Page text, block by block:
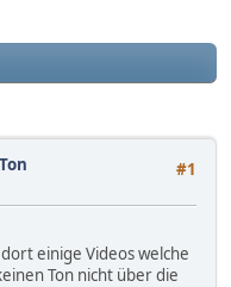
#1
einige Videos welche
Ton nicht über die